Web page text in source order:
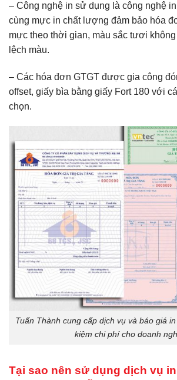
– Công nghệ in sử dụng là công nghệ
cùng mực in chất lượng đảm bảo hóa
mực theo thời gian, màu sắc tươi
lệch màu.
– Các hóa đơn GTGT được gia công
offset, giấy bìa bằng giấy Fort 180 với
chọn.
Tuấn Thành cung cấp dịch vụ và báo giá
kiệm chi phí cho doanh
Tại sao nên sử dụng dịch vụ